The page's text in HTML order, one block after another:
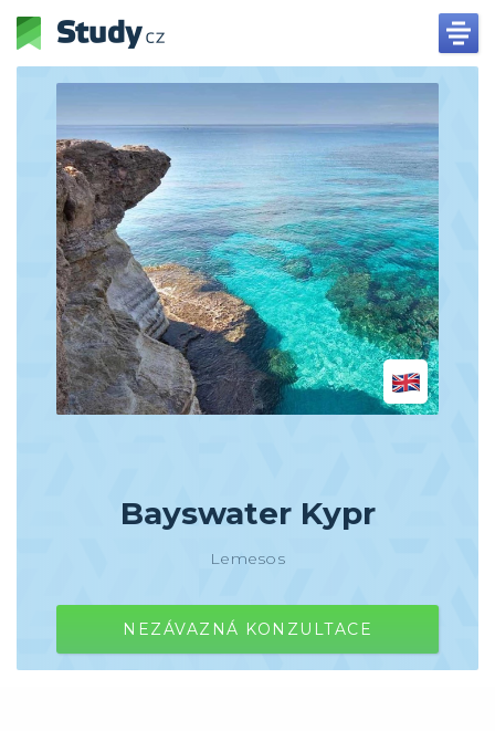
Bayswater Kypr
Lemesos
NEZÁVAZNÁ KONZULTACE